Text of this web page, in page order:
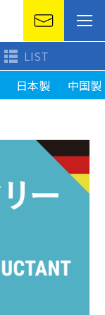
LIST
日本製 中国製